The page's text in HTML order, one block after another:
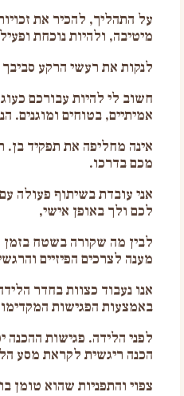
על התהליך, להכיר את
מיטיבה, ולהיות נוכחת
לנקות את רעשי הרקע
חשוב לי להיות עבורכם
אמיתיים, בטוחים ומוגנים.
אינה מחליפה את תפקיד
מכם בדרכו.
אני עובדת בשיתוף פעולה
לכם ולך באופן אישי,
לבין מה שקורה בשטח
מענה לצרכים הפיזיים
אנו נעבוד כצוות בחדר
באמצעות הפגישות
לפני הלידה. פגישות ההכנה
הכנה ריגשית לקראת מסע
צפוי והתפניות שהוא טומן